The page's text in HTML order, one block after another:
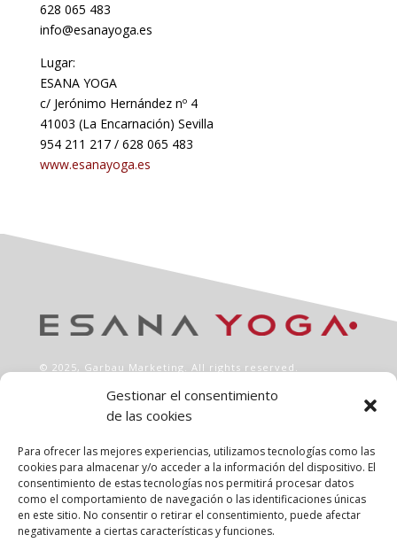
Gestionar el consentimiento
de las cookies
Para ofrecer las mejores experiencias, utilizamos tecnologías como las
cookies para almacenar y/o acceder a la información del dispositivo. El
consentimiento de estas tecnologías nos permitirá procesar datos
como el comportamiento de navegación o las identificaciones únicas
en este sitio. No consentir o retirar el consentimiento, puede afectar
negativamente a ciertas características y funciones.
628 065 483
info@esanayoga.es
Lugar:
ESANA YOGA
c/ Jerónimo Hernández nº 4
41003 (La Encarnación) Sevilla
954 211 217 / 628 065 483
www.esanayoga.es
© 2025, Garbau Marketing. All rights reserved.
INFO
Aviso legal
Política de privacidad
Política de cookies
Clases
Talleres